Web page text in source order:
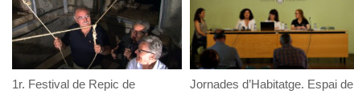
1r. Festival de Repic de
Jornades d’Habitatge. Espai de